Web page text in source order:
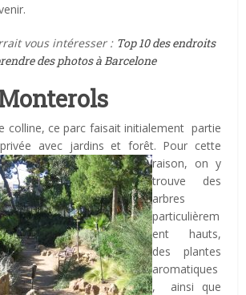
vous intéresser : Top 10 des endroits
des photos à Barcelone
colline, ce parc faisait initialement partie
avec jardins et forêt. Pour cette
raison, on y
trouve des
arbres
particulièrem
ent hauts,
des plantes
aromatiques
, ainsi que